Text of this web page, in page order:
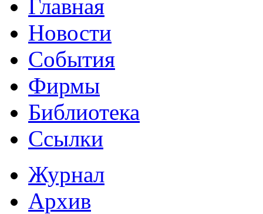
Главная
Новости
События
Фирмы
Библиотека
Ссылки
Журнал
Архив